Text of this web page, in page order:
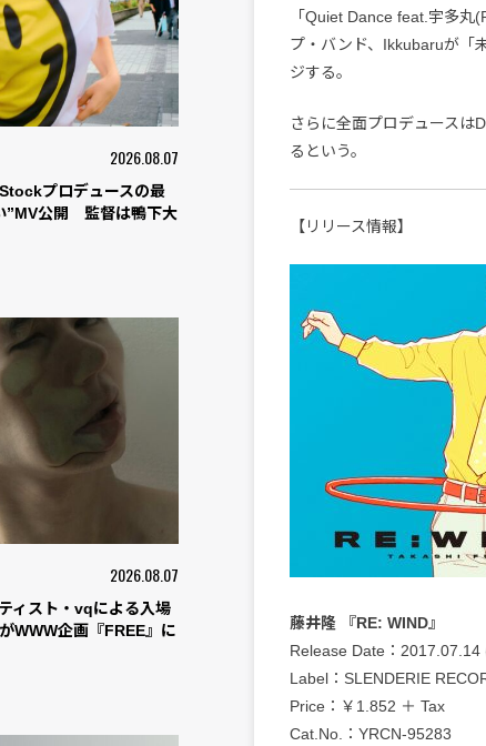
2026.08.07
プロデュースの最
”MV公開 監督は鴨下大
2026.08.07
ィスト・vqによる入場
WWW企画『FREE』に
「Quiet Dance feat.宇多丸
プ・バンド、Ikkubaruが「
ジする。
さらに全面プロデュースは
るという。
【リリース情報】
藤井隆 『RE: WIND』
Release Date：2017.07.14
Label：SLENDERIE
Price：￥1.852 ＋ Tax
Cat.No.：YRCN-95283